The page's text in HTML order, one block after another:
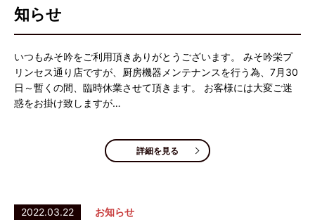
知らせ
いつもみそ吟をご利用頂きありがとうございます。 みそ吟栄プ
リンセス通り店ですが、厨房機器メンテナンスを行う為、7月30
日～暫くの間、臨時休業させて頂きます。 お客様には大変ご迷
惑をお掛け致しますが…
詳細を見る
2022.03.22 お知らせ